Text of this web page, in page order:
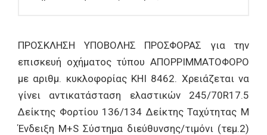
ΠΡΟΣΚΛΗΣΗ ΥΠΟΒΟΛΗΣ ΠΡΟΣΦΟΡΑΣ για την
επισκευή οχήματος τύπου ΑΠΟΡΡΙΜΜΑΤΟΦΟΡΟ
με αριθμ. κυκλοφορίας ΚΗΙ 8462. Χρειάζεται να
γίνει αντικατάσταση ελαστικών 245/70R17.5
Δείκτης Φορτίου 136/134 Δείκτης Ταχύτητας Μ
Ένδειξη M+S Σύστημα διεύθυνσης/τιμόνι (τεμ.2)